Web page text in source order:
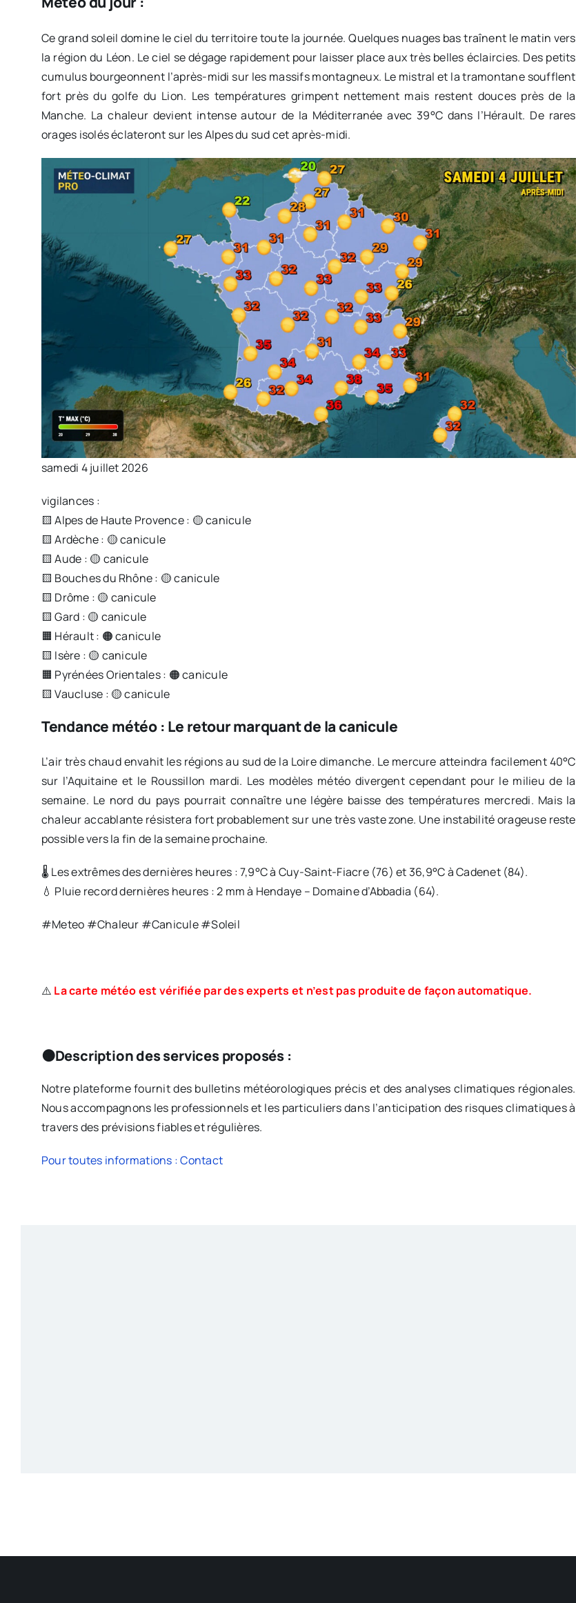
Ce grand soleil domine le ciel du territoire toute la journée. Quelques nuages bas traînent le matin vers
la région du Léon. Le ciel se dégage rapidement pour laisser place aux très belles éclaircies. Des petits
cumulus bourgeonnent l’après-midi sur les massifs montagneux. Le mistral et la tramontane soufflent
fort près du golfe du Lion. Les températures grimpent nettement mais restent douces près de la
Manche. La chaleur devient intense autour de la Méditerranée avec 39°C dans l’Hérault. De rares
orages isolés éclateront sur les Alpes du sud cet après-midi.
samedi 4 juillet 2026
vigilances :
🟨 Alpes de Haute Provence : 🟡 canicule
🟨 Ardèche : 🟡 canicule
🟨 Aude : 🟡 canicule
🟨 Bouches du Rhône : 🟡 canicule
🟨 Drôme : 🟡 canicule
🟨 Gard : 🟡 canicule
🟧 Hérault : 🟠 canicule
🟨 Isère : 🟡 canicule
🟧 Pyrénées Orientales : 🟠 canicule
🟨 Vaucluse : 🟡 canicule
Tendance météo : Le retour marquant de la canicule
L’air très chaud envahit les régions au sud de la Loire dimanche. Le mercure atteindra facilement 40°C
sur l’Aquitaine et le Roussillon mardi. Les modèles météo divergent cependant pour le milieu de la
semaine. Le nord du pays pourrait connaître une légère baisse des températures mercredi. Mais la
chaleur accablante résistera fort probablement sur une très vaste zone. Une instabilité orageuse reste
possible vers la fin de la semaine prochaine.
🌡️ Les extrêmes des dernières heures : 7,9°C à Cuy-Saint-Fiacre (76) et 36,9°C à Cadenet (84).
💧 Pluie record dernières heures : 2 mm à Hendaye – Domaine d’Abbadia (64).
#Meteo #Chaleur #Canicule #Soleil
⚠️ La carte météo est vérifiée par des experts et n’est pas produite de façon automatique.
🟠Description des services proposés :
Notre plateforme fournit des bulletins météorologiques précis et des analyses climatiques régionales.
Nous accompagnons les professionnels et les particuliers dans l’anticipation des risques climatiques à
travers des prévisions fiables et régulières.
Pour toutes informations : Contact